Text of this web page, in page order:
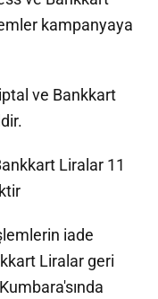
kampanyaya
ve Bankkart
Liralar 11
iade
Liralar geri